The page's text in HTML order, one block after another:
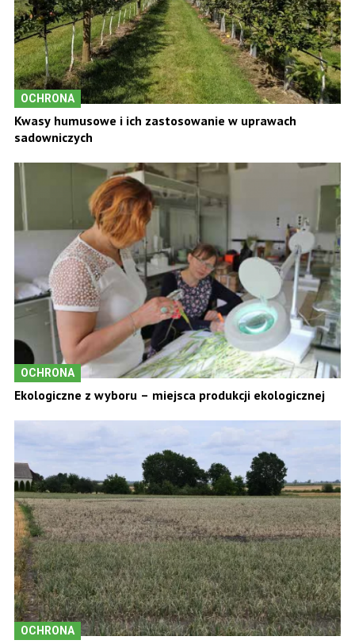
OCHRONA
Kwasy humusowe i ich zastosowanie w uprawach
sadowniczych
OCHRONA
Ekologiczne z wyboru – miejsca produkcji ekologicznej
OCHRONA